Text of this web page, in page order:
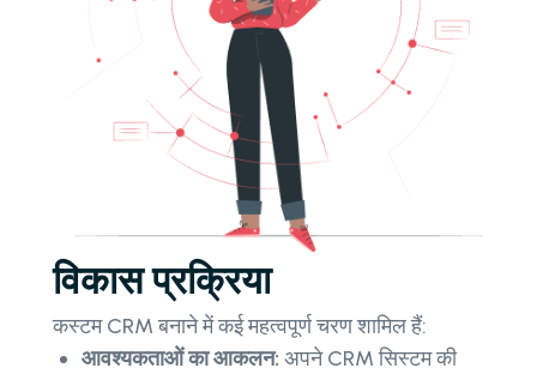
विकास प्रक्रिया
कस्टम CRM बनाने में कई महत्वपूर्ण चरण शामिल हैं:
आवश्यकताओं का आकलन: अपने CRM सिस्टम की